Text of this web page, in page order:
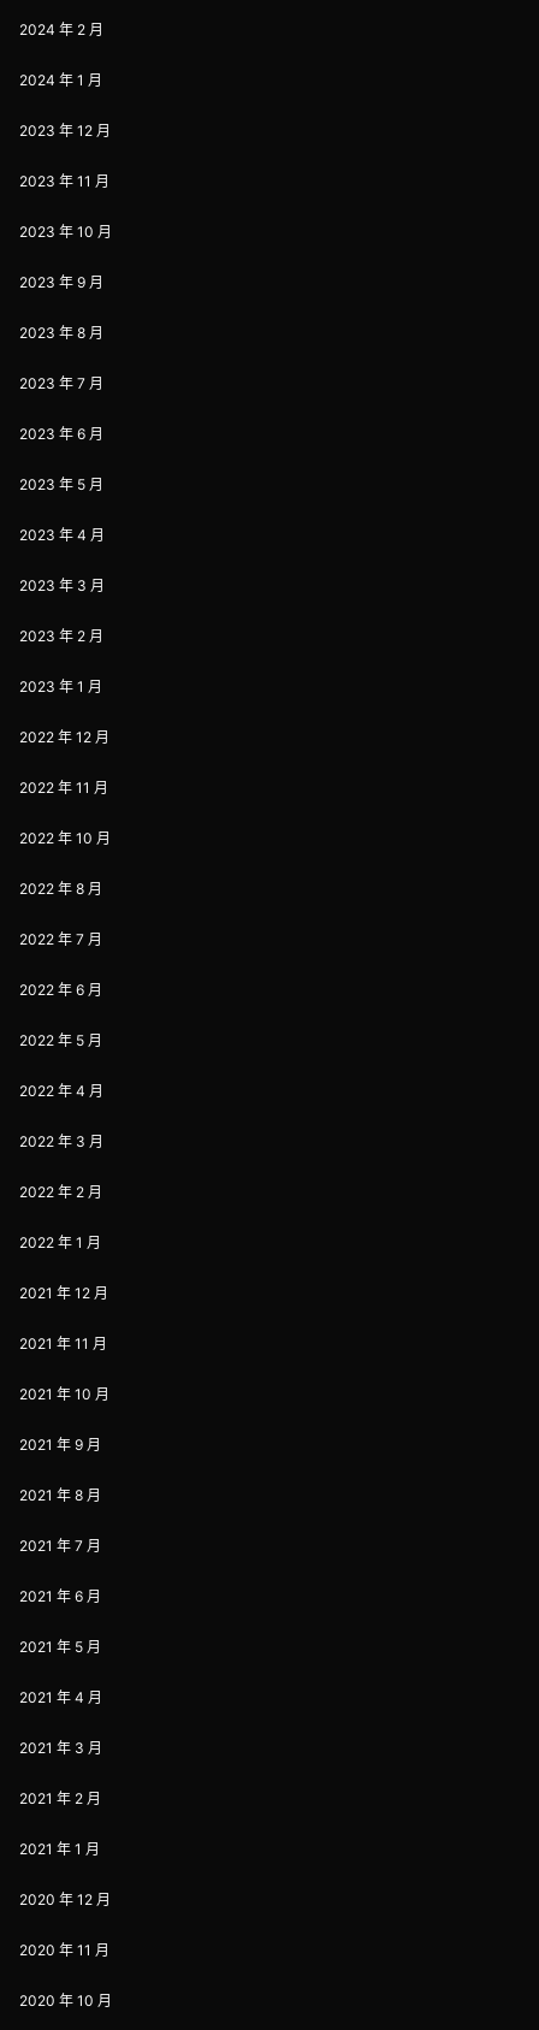
2024 年 2 月
2024 年 1 月
2023 年 12 月
2023 年 11 月
2023 年 10 月
2023 年 9 月
2023 年 8 月
2023 年 7 月
2023 年 6 月
2023 年 5 月
2023 年 4 月
2023 年 3 月
2023 年 2 月
2023 年 1 月
2022 年 12 月
2022 年 11 月
2022 年 10 月
2022 年 8 月
2022 年 7 月
2022 年 6 月
2022 年 5 月
2022 年 4 月
2022 年 3 月
2022 年 2 月
2022 年 1 月
2021 年 12 月
2021 年 11 月
2021 年 10 月
2021 年 9 月
2021 年 8 月
2021 年 7 月
2021 年 6 月
2021 年 5 月
2021 年 4 月
2021 年 3 月
2021 年 2 月
2021 年 1 月
2020 年 12 月
2020 年 11 月
2020 年 10 月